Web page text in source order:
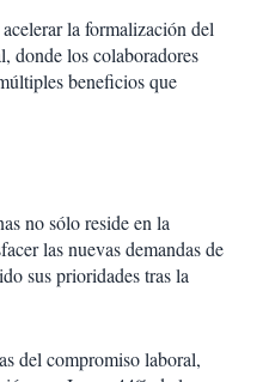
la formalización del
donde los colaboradores
beneficios que
no sólo reside en la
las nuevas demandas de
sus prioridades tras la
del compromiso laboral,